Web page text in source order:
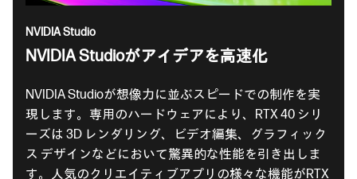
NVIDIA Studio
NVIDIA Studioがアイデアを高速化
NVIDIA Studioが想像力に並ぶスピードでの制作を実
現します。専用のハードウェアにより、RTX 40 シリ
ーズは 3D レンダリング、ビデオ編集、グラフィック
ス デザインなどにおいて驚異的な性能を引き出しま
す。人気のクリエイティブアプリの様々な機能がRTX